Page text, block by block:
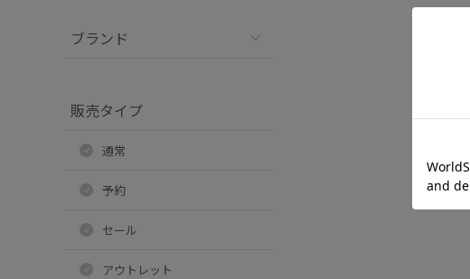
ブランド
販売タイプ
通常
予約
セール
アウトレット